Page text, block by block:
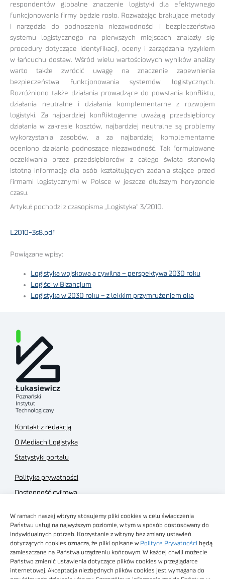
W ramach naszej witryny stosujemy pliki cookies w celu świadczenia
Państwu usług na najwyższym poziomie, w tym w sposób dostosowany do
indywidualnych potrzeb. Korzystanie z witryny bez zmiany ustawień
dotyczących cookies oznacza, że pliki opisane w Polityce Prywatności będą
zamieszczane na Państwa urządzeniu końcowym. W każdej chwili możecie
Państwo zmienić ustawienia dotyczące plików cookies w przeglądarce
internetowej. Akceptacja niezbędnych plików cookies jest wymagana do
respondentów globalne znaczenie logistyki dla efektywnego
funkcjonowania firmy będzie rosło. Rozważając brakujące metody
i narzędzia do podnoszenia niezawodności i bezpieczeństwa
systemu logistycznego na pierwszych miejscach znalazły się
procedury dotyczące identyfikacji, oceny i zarządzania ryzykiem
w łańcuchu dostaw. Wśród wielu wartościowych wyników analizy
warto także zwrócić uwagę na znaczenie zapewnienia
bezpieczeństwa funkcjonowania systemów logistycznych.
Rozróżniono także działania prowadzące do powstania konfliktu,
działania neutralne i działania komplementarne z rozwojem
logistyki. Za najbardziej konfliktogenne uważają przedsiębiorcy
działania w zakresie kosztów, najbardziej neutralne są problemy
wykorzystania zasobów, a za najbardziej komplementarne
oceniono działania podnoszące niezawodność. Tak formułowane
oczekiwania przez przedsiębiorców z całego świata stanowią
istotną informację dla osób kształtujących zadania stające przed
firmami logistycznymi w Polsce w jeszcze dłuższym horyzoncie
czasu.
Artykuł pochodzi z czasopisma „Logistyka” 3/2010.
L2010-3s8.pdf
Powiązane wpisy:
Logistyka wojskowa a cywilna – perspektywa 2030 roku
Logiści w Bizancjum
Logistyka w 2030 roku – z lekkim przymrużeniem oka
Kontakt z redakcją
O Mediach Logistyka
Statystyki portalu
Polityka prywatności
Dostępność cyfrowa
Regulamin sklepu
Obrazy stockowe